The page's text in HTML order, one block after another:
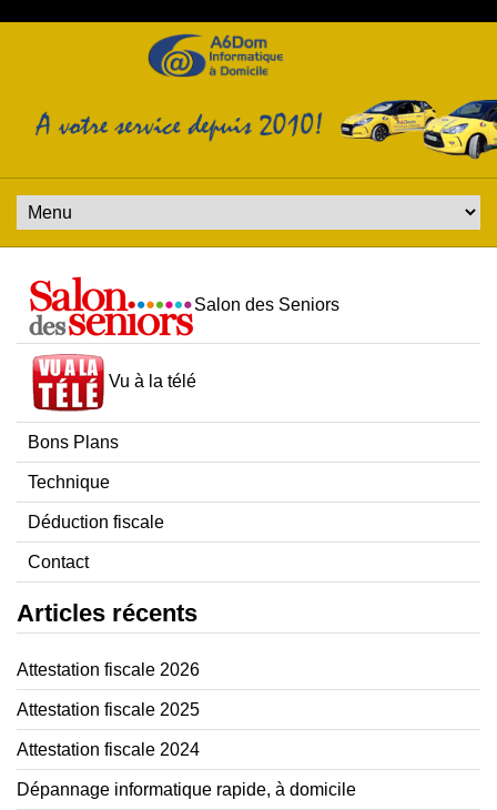
Salon des Seniors
Vu à la télé
Bons Plans
Technique
Déduction fiscale
Contact
Articles récents
Attestation fiscale 2026
Attestation fiscale 2025
Attestation fiscale 2024
Dépannage informatique rapide, à domicile